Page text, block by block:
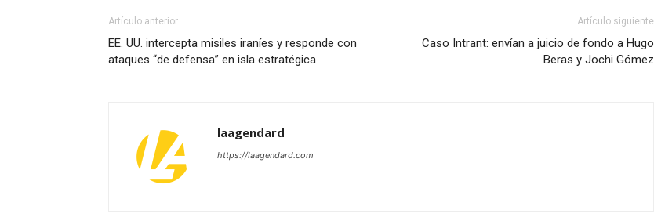
Artículo anterior
EE. UU. intercepta misiles iraníes y responde con
ataques “de defensa” en isla estratégica
Artículo siguiente
Caso Intrant: envían a juicio de fondo a Hugo
Beras y Jochi Gómez
laagendard
https://laagendard.com